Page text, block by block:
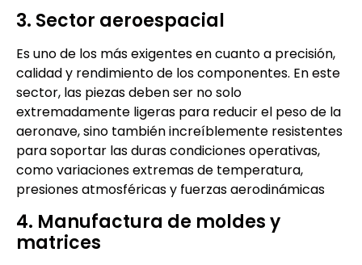
3. Sector aeroespacial
Es uno de los más exigentes en cuanto a precisión,
calidad y rendimiento de los componentes. En este
sector, las piezas deben ser no solo
extremadamente ligeras para reducir el peso de la
aeronave, sino también increíblemente resistentes
para soportar las duras condiciones operativas,
como variaciones extremas de temperatura,
presiones atmosféricas y fuerzas aerodinámicas
4. Manufactura de moldes y
matrices